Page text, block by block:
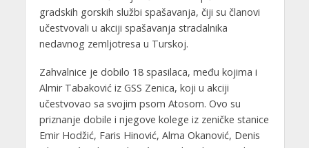
gradskih gorskih službi spašavanja, čiji su članovi
učestvovali u akciji spašavanja stradalnika
nedavnog zemljotresa u Turskoj.
Zahvalnice je dobilo 18 spasilaca, među kojima i
Almir Tabaković iz GSS Zenica, koji u akciji
učestvovao sa svojim psom Atosom. Ovo su
priznanje dobile i njegove kolege iz zeničke stanice
Emir Hodžić, Faris Hinović, Alma Okanović, Denis